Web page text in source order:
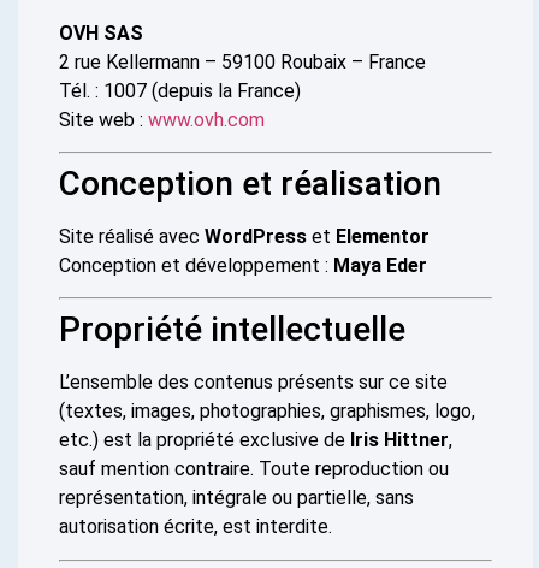
OVH SAS
2 rue Kellermann – 59100 Roubaix – France
Tél. : 1007 (depuis la France)
Site web :www.ovh.com
Conception et réalisation
Site réalisé avecWordPress et Elementor
Conception et développement : Maya Eder
Propriété intellectuelle
L’ensemble des contenus présents sur ce site
(textes, images, photographies, graphismes, logo,
etc.) est la propriété exclusive de Iris Hittner,
sauf mention contraire. Toute reproduction ou
représentation, intégrale ou partielle, sans
autorisation écrite, est interdite.